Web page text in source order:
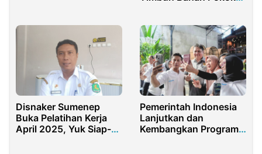
Ramadhan
Disnaker Sumenep
Buka Pelatihan Kerja
April 2025, Yuk Siap-
Pemerintah Indonesia
Lanjutkan dan
Kembangkan Program